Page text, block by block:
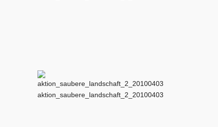
aktion_saubere_landschaft_2_20100403